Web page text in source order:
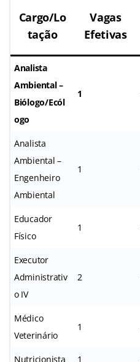
Cargo/Lo
tação
Vagas
Efetivas
Analista
Ambiental –
Biólogo/Ecól
ogo
1
Analista
Ambiental –
Engenheiro
Ambiental
1
Educador
Físico
1
Executor
Administrativ
o IV
2
Médico
Veterinário
1
Nutricionista 1